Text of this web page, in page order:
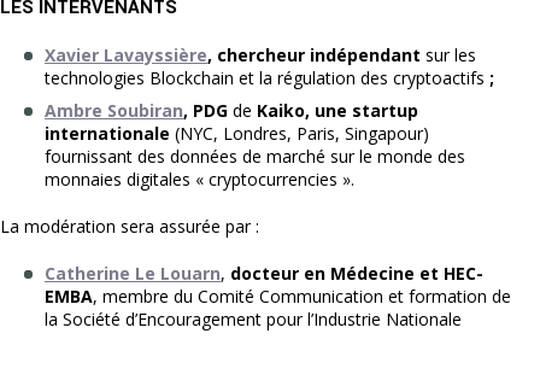
LES INTERVENANTS
Xavier Lavayssière, chercheur indépendant sur les
technologies Blockchain et la régulation des cryptoactifs ;
Ambre Soubiran, PDG de Kaiko, une startup
internationale (NYC, Londres, Paris, Singapour)
fournissant des données de marché sur le monde des
monnaies digitales « cryptocurrencies ».
La modération sera assurée par :
Catherine Le Louarn, docteur en Médecine et HEC-
EMBA, membre du Comité Communication et formation de
la Société d’Encouragement pour l’Industrie Nationale